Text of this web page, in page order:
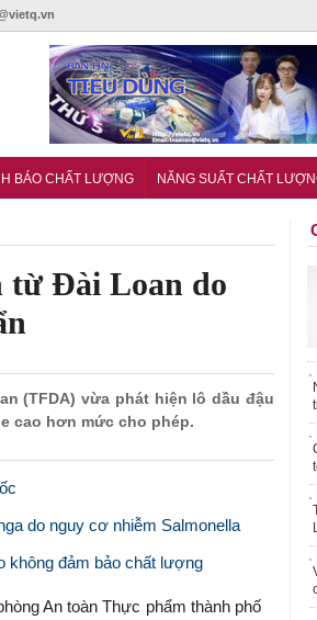
BÁO CHẤT LƯỢNG NĂNG SUẤT CHẤT
từ Đài Loan do
(TFDA) vừa phát hiện lô dầu đậu
cao hơn mức cho phép.
do nguy cơ nhiễm Salmonella
không đảm bảo chất lượng
An toàn Thực phẩm thành phố